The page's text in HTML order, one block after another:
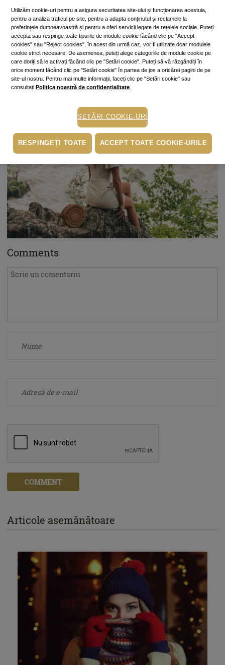
dragoste sau de duh ale autorului tău preferat;
Culege flori de câmp.Viaţa pare mai frumoasă când n-ai alt
scop decât să aduni mănunchiuri de plante gingaşe, parfumate
şi colorate. În plus, gestul repetat de a te apleca şi culege flori e
un excelent exerciţiu de tonifiere pentru braţe, abdomen şi
coapse.
Comments
COMMENT
Articole asemănătoare
Utilizăm cookie-uri pentru a asigura securitatea site-ului și funcționarea acestuia,
pentru a analiza traficul pe site, pentru a adapta conținutul și reclamele la
preferințele dumneavoastră și pentru a oferi servicii legate de rețelele sociale. Puteți
accepta sau respinge toate tipurile de module cookie făcând clic pe "Accept
cookies" sau "Reject cookies", în acest din urmă caz, vor fi utilizate doar modulele
cookie strict necesare. De asemenea, puteți alege categoriile de module cookie pe
care doriți să le activați făcând clic pe "Setări cookie". Puteți să vă răzgândiți în
orice moment făcând clic pe "Setări cookie" în partea de jos a oricărei pagini de pe
site-ul nostru. Pentru mai multe informații, faceți clic pe "Setări cookie" sau
consultați Politica noastră de confidențialitate
SETĂRI COOKIE-URI
RESPINGEȚI TOATE ACCEPT TOATE COOKIE-URILE